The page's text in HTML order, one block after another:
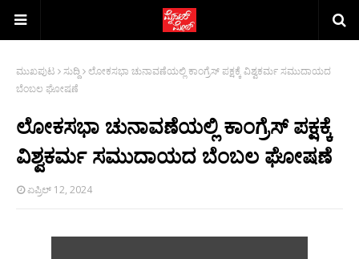
ಮುಖಪುಟ ಸುದ್ದಿ
ಲೋಕಸಭಾ ಚುನಾವಣೆಯಲ್ಲಿ ಕಾಂಗ್ರೆಸ್ ಪಕ್ಷಕ್ಕೆ ವಿಶ್ವಕರ್ಮ ಸಮುದಾಯದ
ಬೆಂಬಲ ಘೋಷಣೆ
ಲೋಕಸಭಾ ಚುನಾವಣೆಯಲ್ಲಿ ಕಾಂಗ್ರೆಸ್ ಪಕ್ಷಕ್ಕೆ
ವಿಶ್ವಕರ್ಮ ಸಮುದಾಯದ ಬೆಂಬಲ ಘೋಷಣೆ
ಏಪ್ರಿಲ್ 12, 2024